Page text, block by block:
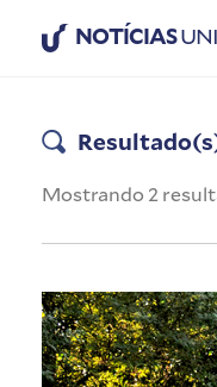
NOTÍCIAS
Mostrando 2